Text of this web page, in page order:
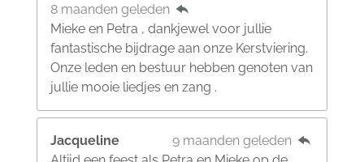
8 maanden geleden
Mieke en Petra , dankjewel voor jullie
fantastische bijdrage aan onze Kerstviering.
Onze leden en bestuur hebben genoten van
jullie mooie liedjes en zang .
Jacqueline
9 maanden geleden